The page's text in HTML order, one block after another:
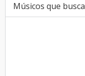
Músicos que busca